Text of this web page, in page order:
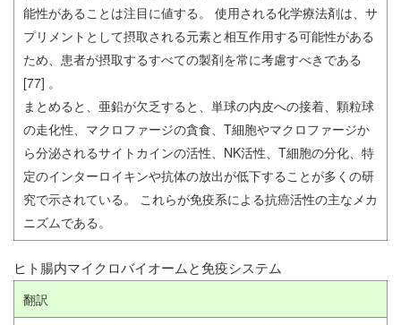
能性があることは注目に値する。 使用される化学療法剤は、サ
プリメントとして摂取される元素と相互作用する可能性がある
ため、患者が摂取するすべての製剤を常に考慮すべきである
[77] 。
まとめると、亜鉛が欠乏すると、単球の内皮への接着、顆粒球
の走化性、マクロファージの貪食、T細胞やマクロファージか
ら分泌されるサイトカインの活性、NK活性、T細胞の分化、特
定のインターロイキンや抗体の放出が低下することが多くの研
究で示されている。 これらが免疫系による抗癌活性の主なメカ
ニズムである。
ヒト腸内マイクロバイオームと免疫システム
翻訳